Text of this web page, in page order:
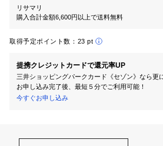
リサマリ
購入合計金額6,600円以上で送料無料
取得予定ポイント数： 23 pt
提携クレジットカードで還元率UP
三井ショッピングパークカード《セゾン》なら更
お申し込み完了後、最短５分でご利用可能！
今すぐお申し込み